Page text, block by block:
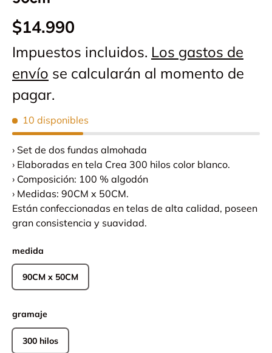
$14.990
Impuestos incluidos. Los gastos de
envío se calcularán al momento de
pagar.
10 disponibles
› Set de dos fundas almohada
› Elaboradas en tela Crea 300 hilos color blanco.
› Composición: 100 % algodón
› Medidas: 90CM x 50CM.
Están confeccionadas en telas de alta calidad, poseen
gran consistencia y suavidad.
medida
90CM x 50CM
gramaje
300 hilos